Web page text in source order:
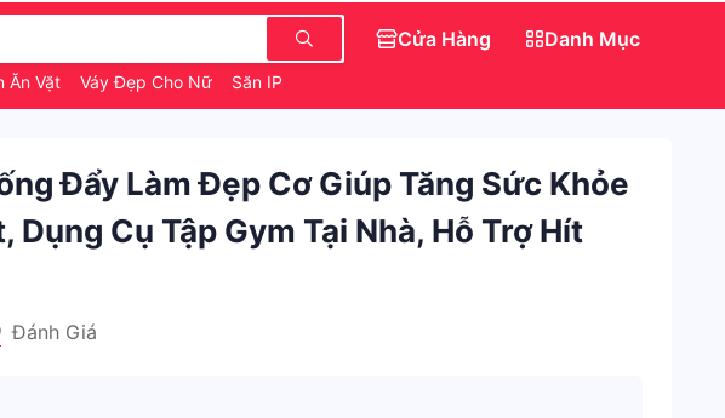
Ăn Vặt Váy Đẹp Cho Nữ Săn IPhone 0 Đồng
Cửa Hàng Danh Mục
Đẩy Làm Đẹp Cơ Giúp Tăng Sức Khỏe
Dụng Cụ Tập Gym Tại Nhà, Hỗ Trợ Hít
Đánh Giá